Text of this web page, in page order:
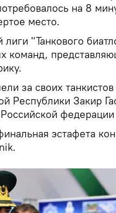
на 8
место.
"Танкового
команд,
за своих
Республики Закир
эстафета